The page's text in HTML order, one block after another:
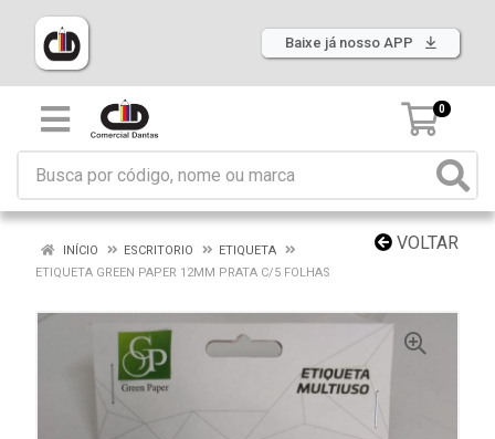
Baixe já nosso APP
0
VOLTAR
INÍCIO ESCRITORIO
ETIQUETA
ETIQUETA GREEN PAPER 12MM PRATA C/5 FOLHAS